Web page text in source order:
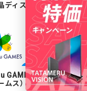
ディスプレイ
GAMES（キニ
ムス）